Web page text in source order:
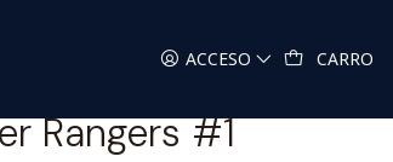
ACCESO CARRO
Rangers #1